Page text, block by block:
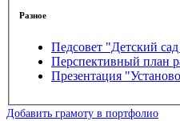
Разное
Педсовет "Детский
Перспективный план
Презентация
Добавить грамоту в портфолио